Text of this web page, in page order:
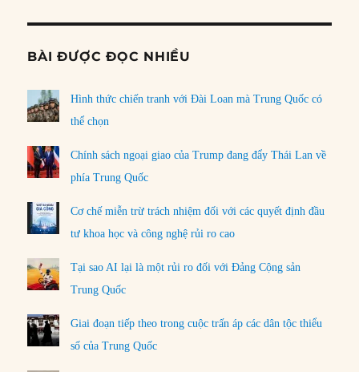
BÀI ĐƯỢC ĐỌC NHIỀU
Hình thức chiến tranh với Đài Loan mà Trung Quốc có
thể chọn
Chính sách ngoại giao của Trump đang đẩy Thái Lan về
phía Trung Quốc
Cơ chế miễn trừ trách nhiệm đối với các quyết định đầu
tư khoa học và công nghệ rủi ro cao
Tại sao AI lại là một rủi ro đối với Đảng Cộng sản
Trung Quốc
Giai đoạn tiếp theo trong cuộc trấn áp các dân tộc thiểu
số của Trung Quốc